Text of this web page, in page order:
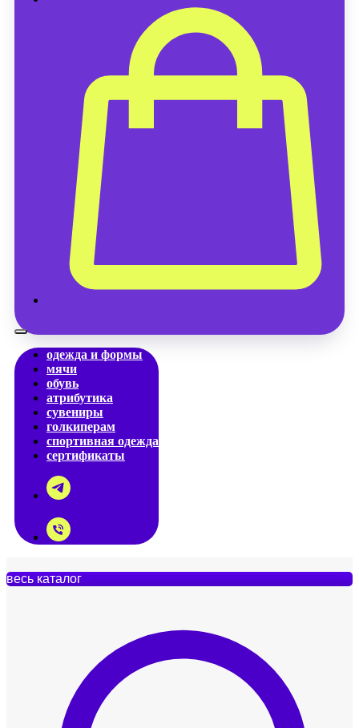
одежда и формы
мячи
обувь
атрибутика
сувениры
голкиперам
спортивная одежда
сертификаты
весь каталог